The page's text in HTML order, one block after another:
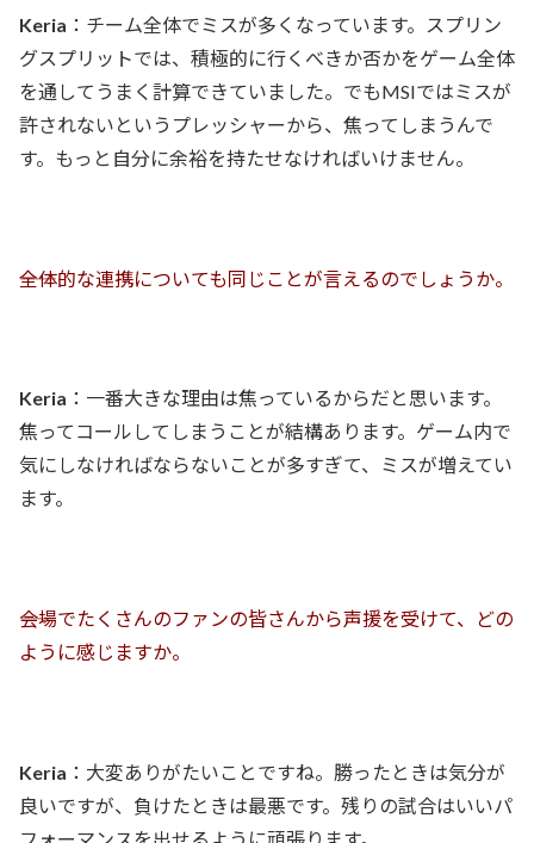
Keria ：チーム全体でミスが多くなっています。スプリン
グスプリットでは、積極的に行くべきか否かをゲーム全体
を通してうまく計算できていました。でもMSIではミスが
許されないというプレッシャーから、焦ってしまうんで
す。もっと自分に余裕を持たせなければいけません。
――全体的な連携についても同じことが言えるのでしょうか。
Keria ：一番大きな理由は焦っているからだと思います。
焦ってコールしてしまうことが結構あります。ゲーム内で
気にしなければならないことが多すぎて、ミスが増えてい
ます。
――会場でたくさんのファンの皆さんから声援を受けて、どの
ように感じますか。
Keria ：大変ありがたいことですね。勝ったときは気分が
良いですが、負けたときは最悪です。残りの試合はいいパ